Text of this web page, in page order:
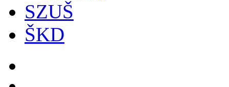
SZUŠ
ŠKD